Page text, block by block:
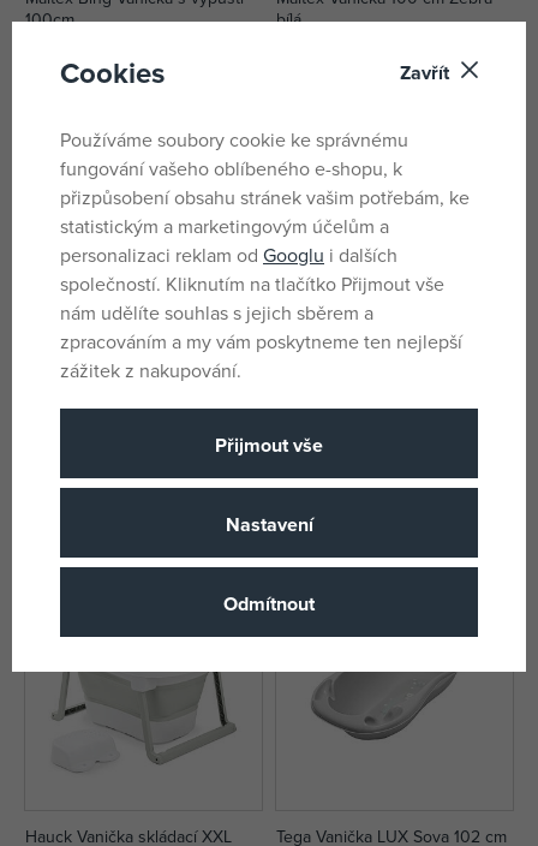
100cm
334 Kč
bílá
607 Kč
šedá
DMOC:
590 Kč
Hauck Vanička skládací XXL
Tega Vanička LUX Sova 102 cm
Cookies Zavřít
Používáme soubory cookie ke správnému
fungování vašeho oblíbeného e-shopu, k
přizpůsobení obsahu stránek vašim potřebám, ke
statistickým a marketingovým účelům a
personalizaci reklam od Googlu i dalších
společností. Kliknutím na tlačítko Přijmout vše
nám udělíte souhlas s jejich sběrem a
zpracováním a my vám poskytneme ten nejlepší
zážitek z nakupování.
Přijmout vše
Nastavení
Odmítnout